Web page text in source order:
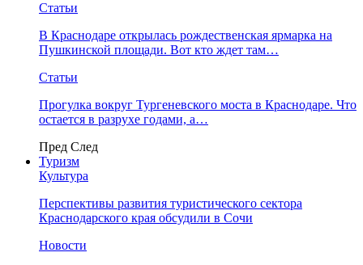
Статьи
В Краснодаре открылась рождественская ярмарка на
Пушкинской площади. Вот кто ждет там…
Статьи
Прогулка вокруг Тургеневского моста в Краснодаре. Что
остается в разрухе годами, а…
Пред След
Туризм
Культура
Перспективы развития туристического сектора
Краснодарского края обсудили в Сочи
Новости